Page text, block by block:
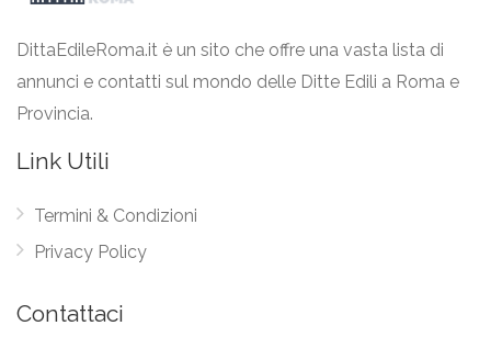
DittaEdileRoma.it è un sito che offre una vasta lista di
annunci e contatti sul mondo delle Ditte Edili a Roma e
Provincia.
Link Utili
Termini & Condizioni
Privacy Policy
Contattaci